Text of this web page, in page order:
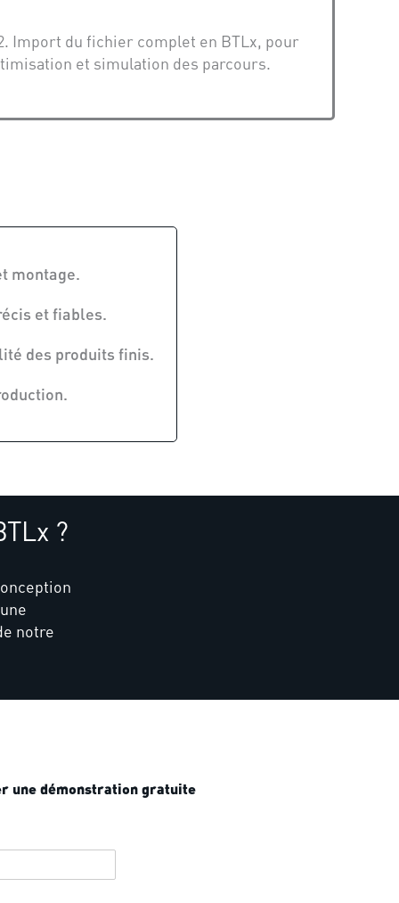
Import du fichier complet en BTLx, pour
et simulation des parcours.
montage.
et fiables.
des produits finis.
?
notre
une démonstration gratuite